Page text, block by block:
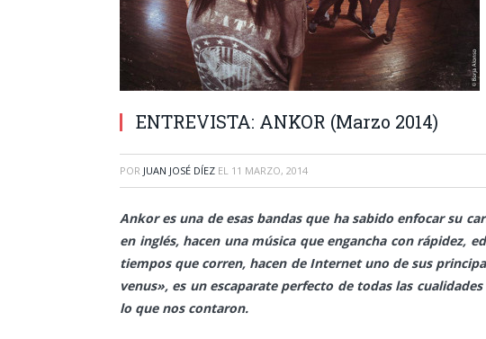
ENTREVISTA: ANKOR (Marzo 2014)
POR JUAN JOSÉ DÍEZ EL 11 MARZO, 2014
Ankor es una de esas bandas que ha sabido enfocar su
en inglés, hacen una música que engancha con rápidez,
tiempos que corren, hacen de Internet uno de sus
venus», es un escaparate perfecto de todas las
lo que nos contaron.